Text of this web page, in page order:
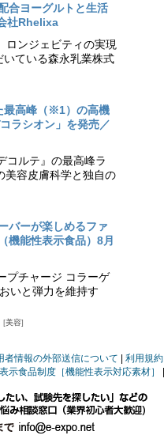
合ヨーグルトと生活
社Rhelixa
ロンジェビティの実現
ている森永乳業株式
最高峰（※1）の高機
ラシオン」を発売／
コルテ』の最高峰ラ
美容皮膚科学と独自の
バーが楽しめるファ
機能性表示食品）8月
プチャージ コラーゲ
いと弾力を維持す
美容
者情報の外部送信について 利用規約
示食品制度［機能性表示対応素材］